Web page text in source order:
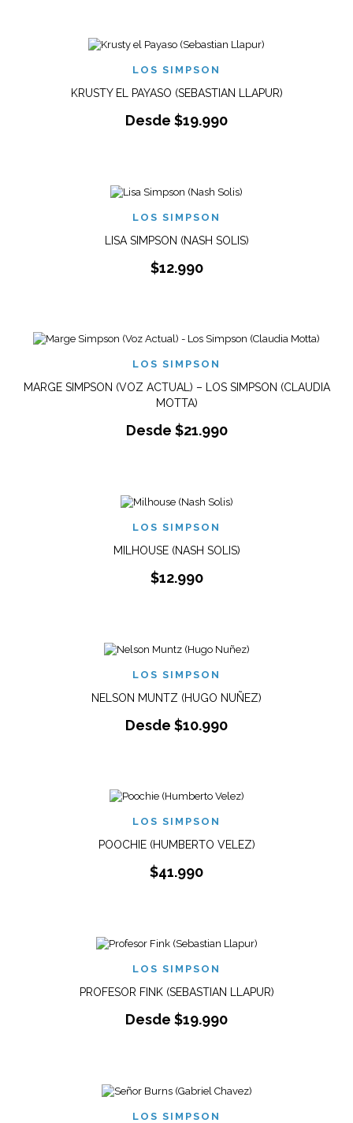
LOS SIMPSON
KRUSTY EL PAYASO (SEBASTIAN LLAPUR)
Desde $19.990
LOS SIMPSON
LISA SIMPSON (NASH SOLIS)
$12.990
LOS SIMPSON
MARGE SIMPSON (VOZ ACTUAL) – LOS SIMPSON (CLAUDIA
MOTTA)
Desde $21.990
LOS SIMPSON
MILHOUSE (NASH SOLIS)
$12.990
LOS SIMPSON
NELSON MUNTZ (HUGO NUÑEZ)
Desde $10.990
LOS SIMPSON
POOCHIE (HUMBERTO VELEZ)
$41.990
LOS SIMPSON
PROFESOR FINK (SEBASTIAN LLAPUR)
Desde $19.990
LOS SIMPSON